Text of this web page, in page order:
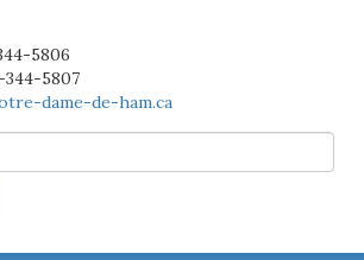
5806
344-5807
dame-de-ham.ca